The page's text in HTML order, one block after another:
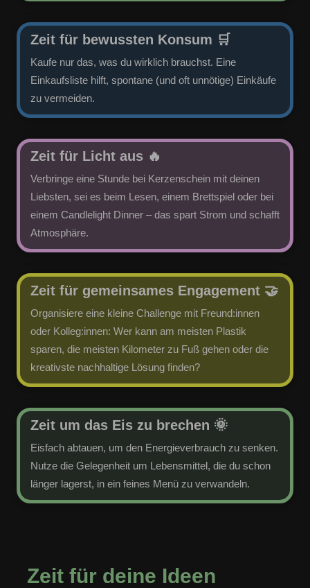
​Zeit für bewussten Konsum 🛒
Kaufe nur das, was du wirklich brauchst. Eine
Einkaufsliste hilft, spontane (und oft unnötige) Einkäufe
zu vermeiden.
​Zeit für Licht aus 🔥
Verbringe eine Stunde bei Kerzenschein mit deinen
Liebsten, sei es beim Lesen, einem Brettspiel oder bei
einem Candlelight Dinner – das spart Strom und schafft
Atmosphäre.
Zeit für gemeinsames Engagement 🤝
Organisiere eine kleine Challenge mit Freund:innen
oder Kolleg:innen: Wer kann am meisten Plastik
sparen, die meisten Kilometer zu Fuß gehen oder die
kreativste nachhaltige Lösung finden?
​Zeit um das Eis zu brechen 🌞
Eisfach abtauen, um den Energieverbrauch zu senken.
Nutze die Gelegenheit um Lebensmittel, die du schon
länger lagerst, in ein feines Menü zu verwandeln.
Zeit für deine Ideen